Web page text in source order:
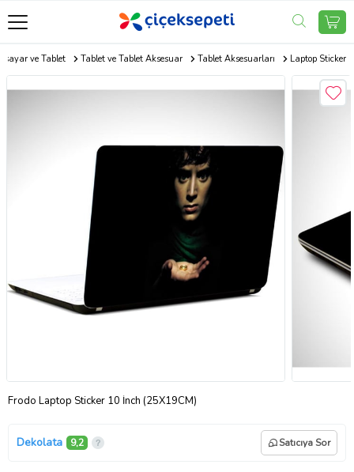
ve Tablet Tablet ve Tablet Aksesuar Tablet Aksesuarları Laptop Sticker
Frodo Laptop Sticker 10 İnch (25X19CM)
Dekolata 9,2 Satıcıya Sor